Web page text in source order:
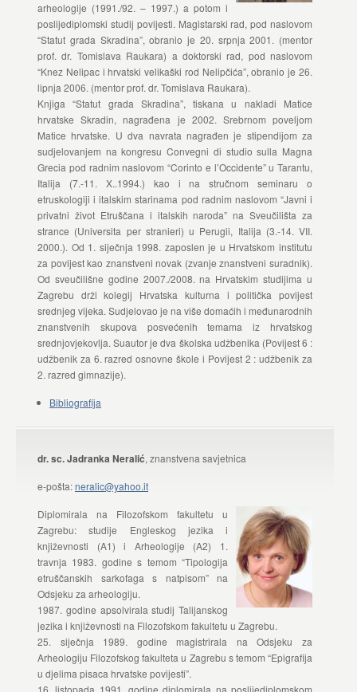
arheologije (1991./92. – 1997.) a potom i
poslijediplomski studij povijesti. Magistarski rad, pod naslovom
“Statut grada Skradina”, obranio je 20. srpnja 2001. (mentor
prof. dr. Tomislava Raukara) a doktorski rad, pod naslovom
“Knez Nelipac i hrvatski velikaški rod Nelipčića”, obranio je 26.
lipnja 2006. (mentor prof. dr. Tomislava Raukara).
Knjiga “Statut grada Skradina”, tiskana u nakladi Matice
hrvatske Skradin, nagrađena je 2002. Srebrnom poveljom
Matice hrvatske. U dva navrata nagrađen je stipendijom za
sudjelovanjem na kongresu Convegni di studio sulla Magna
Grecia pod radnim naslovom “Corinto e l’Occidente” u Tarantu,
Italija (7.-11. X..1994.) kao i na stručnom seminaru o
etruskologiji i italskim starinama pod radnim naslovom “Javni i
privatni život Etruščana i italskih naroda” na Sveučilišta za
strance (Universita per stranieri) u Perugii, Italija (3.-14. VII.
2000.). Od 1. siječnja 1998. zaposlen je u Hrvatskom institutu
za povijest kao znanstveni novak (zvanje znanstveni suradnik).
Od sveučilišne godine 2007./2008. na Hrvatskim studijima u
Zagrebu drži kolegij Hrvatska kulturna i politička povijest
srednjeg vijeka. Sudjelovao je na više domaćih i međunarodnih
znanstvenih skupova posvećenih temama iz hrvatskog
srednjovjekovlja. Suautor je dva školska udžbenika (Povijest 6 :
udžbenik za 6. razred osnovne škole i Povijest 2 : udžbenik za
2. razred gimnazije).
Bibliografija
dr. sc. Jadranka Neralić, znanstvena savjetnica
e-pošta:neralic@yahoo.it
Diplomirala na Filozofskom fakultetu u
Zagrebu: studije Engleskog jezika i
književnosti (A1) i Arheologije (A2) 1.
travnja 1983. godine s temom “Tipologija
etruščanskih sarkofaga s natpisom” na
Odsjeku za arheologiju.
1987. godine apsolvirala studij Talijanskog
jezika i književnosti na Filozofskom fakultetu u Zagrebu.
25. siječnja 1989. godine magistrirala na Odsjeku za
Arheologiju Filozofskog fakulteta u Zagrebu s temom “Epigrafija
u djelima pisaca hrvatske povijesti”.